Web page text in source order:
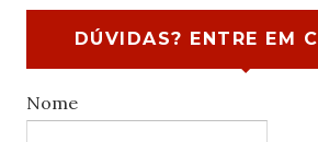
DÚVIDAS? ENTRE EM
Nome